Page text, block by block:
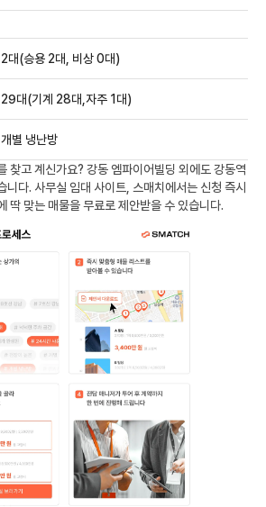
2대(승용 2대, 비상 0대)
29대(기계 28대,자주 1대)
개별 냉난방
찾고 계신가요? 강동 엠파이어빌딩 외에도 강동역
니다. 사무실 임대 사이트, 스매치에서는 신청 즉시
딱 맞는 매물을 무료로 제안받을 수 있습니다.